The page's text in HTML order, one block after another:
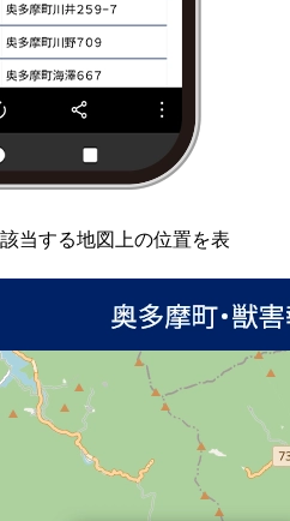
当する地図上の位置を表